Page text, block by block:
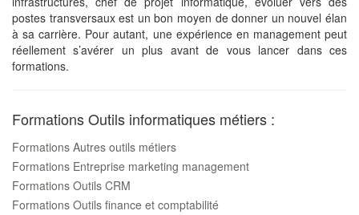
postes transversaux est un bon moyen de donner un nouvel élan
à sa carrière. Pour autant, une expérience en management peut
réellement s’avérer un plus avant de vous lancer dans ces
formations.
Formations Outils informatiques métiers :
Formations Autres outils métiers
Formations Entreprise marketing management
Formations Outils CRM
Formations Outils finance et comptabilité